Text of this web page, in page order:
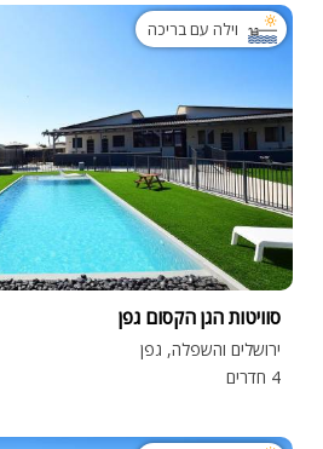
וילה עם בריכה
סוויטות הגן הקסום גפן
ירושלים והשפלה, גפן
4 חדרים